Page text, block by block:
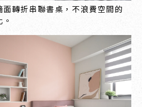
轉折串聯書桌，不浪費空間的